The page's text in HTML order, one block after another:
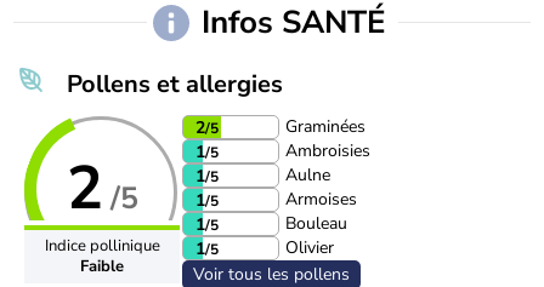
Infos SANTÉ
Pollens et allergies
2 /5
Indice pollinique
Faible
2/5
Graminées
1/5
Ambroisies
1/5
Aulne
1/5
Armoises
1/5
Bouleau
1/5
Olivier
Voir tous les pollens